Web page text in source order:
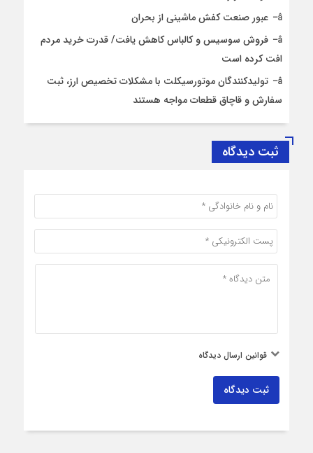
عبور صنعت کفش ماشینی از بحران
فروش سوسیس و کالباس کاهش یافت/ قدرت خرید مردم
افت کرده است
تولیدکنندگان موتورسیکلت با مشکلات تخصیص ارز، ثبت
سفارش و قاچاق قطعات مواجه هستند
ثبت دیدگاه
قوانین ارسال دیدگاه
ثبت دیدگاه